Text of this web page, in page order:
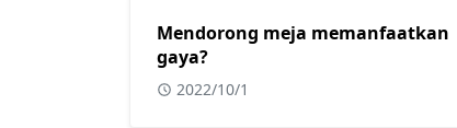
ahmad sangat tepat karena usaha
informal?
Mendorong meja memanfaatkan
gaya?
2022/10/1